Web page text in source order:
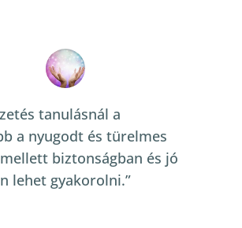
tanulásnál a
a nyugodt és türelmes
biztonságban és jó
lehet gyakorolni.”